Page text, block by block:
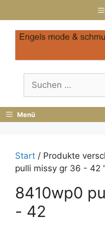
Inhalt
springen
nach:
Menü
Start / Produkte
pulli missy gr 36 - 42
8410wp0
- 42